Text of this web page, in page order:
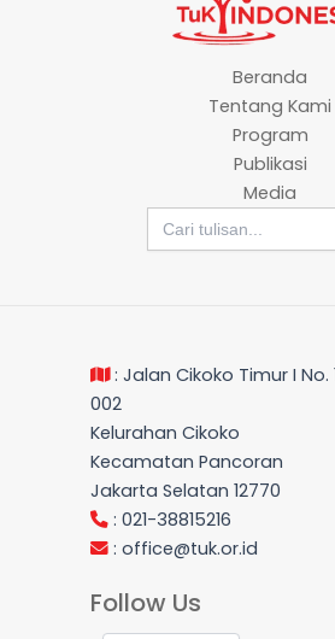
Beranda
Tentang Kami
Program
Publikasi
Media
Search
for:
: Jalan Cikoko Timur I No.
002
Kelurahan Cikoko
Kecamatan Pancoran
Jakarta Selatan 12770
: 021-38815216
: office@tuk.or.id
Follow Us